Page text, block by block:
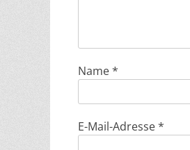
Name*
E-Mail-Adresse*